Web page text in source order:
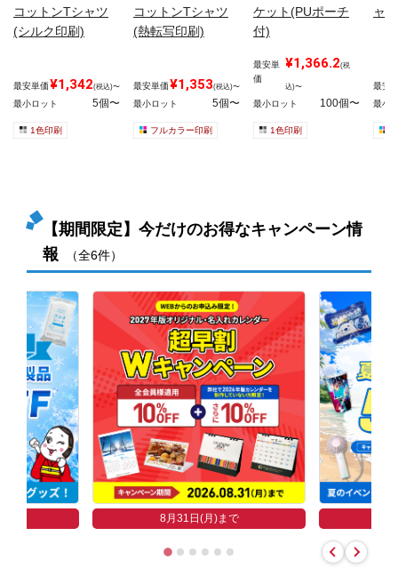
コットンTシャツ
(シルク印刷)
最安単価¥1,342(税込)〜
最小ロット 5個〜
1色印刷
コットンTシャツ
(熱転写印刷)
最安単価¥1,353(税込)〜
最小ロット 5個〜
フルカラー印刷
ケット(PUポーチ
付)
最安単
価
¥1,366.2(税
込)〜
最小ロット 100個〜
1色印刷
ャ
最安
最小
【期間限定】今だけのお得なキャンペーン情
報
（全6件）
8月31日(月)まで